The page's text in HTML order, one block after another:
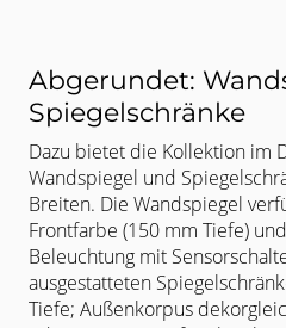
Abgerundet:
Spiegelschränke
Dazu bietet die Kollektion im
Wandspiegel und
Breiten. Die Wandspiegel
Frontfarbe (150 mm Tiefe)
Beleuchtung mit
ausgestatteten
Tiefe; Außenkorpus